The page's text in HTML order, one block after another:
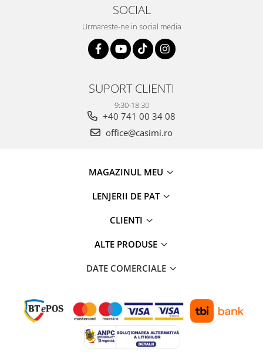
SOCIAL
Urmareste-ne in social media
SUPORT CLIENTI
9:30-18:30
+40 741 00 34 08
office@casimi.ro
MAGAZINUL MEU
LENJERII DE PAT
CLIENTI
ALTE PRODUSE
DATE COMERCIALE